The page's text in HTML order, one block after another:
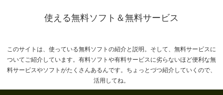
使える無料ソフト＆無料サービス
このサイトは、使っている無料ソフトの紹介と説明。そして、無料サービスに
ついてご紹介しています。有料ソフトや有料サービスに劣らないほど便利な無
料サービスやソフトがたくさんあるんです。ちょっとづつ紹介していくので、
活用してね。